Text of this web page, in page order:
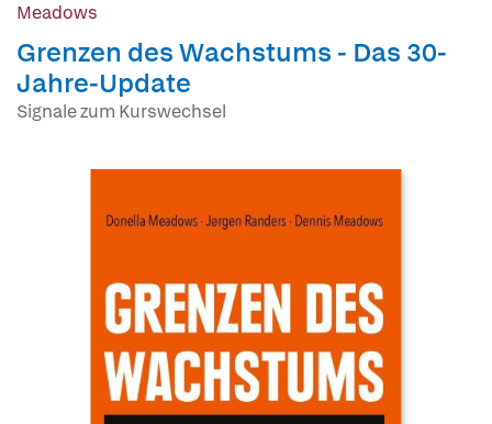
Meadows
Grenzen des Wachstums - Das 30-
Jahre-Update
Signale zum Kurswechsel